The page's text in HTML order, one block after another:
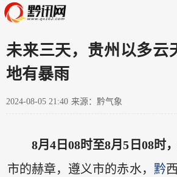
未来三天，贵州以多云
地有暴雨
2024-08-05 21:40 来源：黔气象
8月4日08时至8月5日08时，
市的赫章，遵义市的赤水， 黔